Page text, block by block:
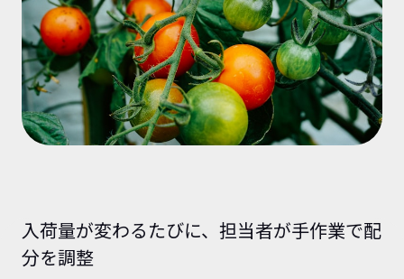
入荷量が変わるたびに、担当者が手作業で配
分を調整